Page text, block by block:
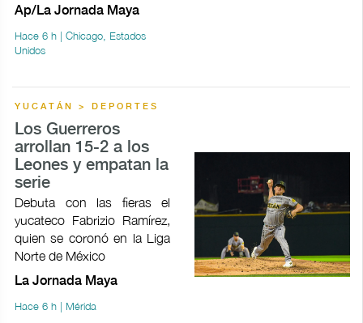
Ap/La Jornada Maya
Hace 6 h | Chicago, Estados
Unidos
YUCATÁN > DEPORTES
Los Guerreros
arrollan 15-2 a los
Leones y empatan la
serie
Debuta con las fieras el
yucateco Fabrizio Ramírez,
quien se coronó en la Liga
Norte de México
La Jornada Maya
Hace 6 h | Mérida